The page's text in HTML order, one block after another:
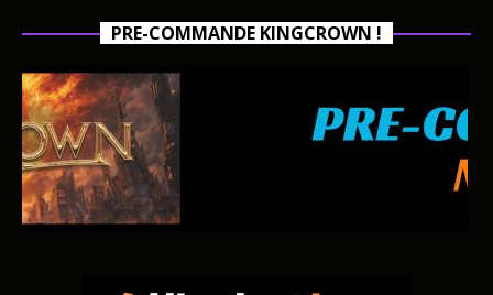
PRE-COMMANDE KINGCROWN !